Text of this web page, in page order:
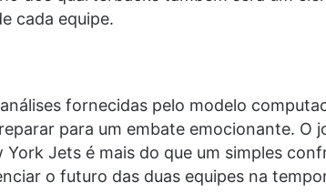
cada equipe.
fornecidas pelo modelo
para um embate emocionante. O
York Jets é mais do que um simples
o futuro das duas equipes na